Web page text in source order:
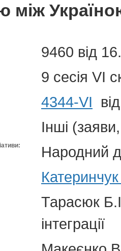
між
9460 від
9 сесія VI
4344-VI
Інші
Народний
Тарасюк
інтеграції